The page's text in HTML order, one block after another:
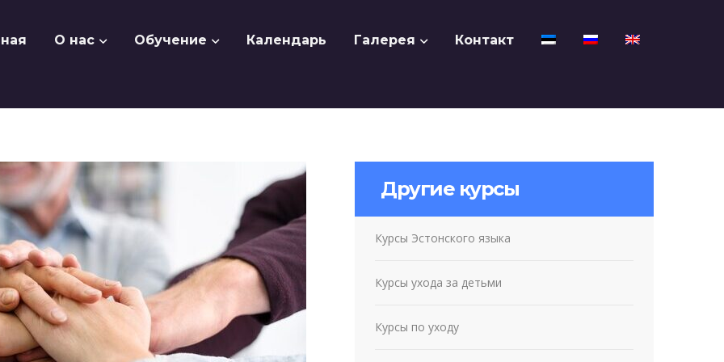
О нас Обучение Календарь Галерея Контакт
Другие курсы
Курсы Эстонского языка
Курсы ухода за детьми
Курсы по уходу